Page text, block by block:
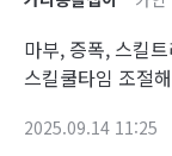
마부, 증폭, 스킬
스킬쿨타임 조절
2025.09.14 11:25